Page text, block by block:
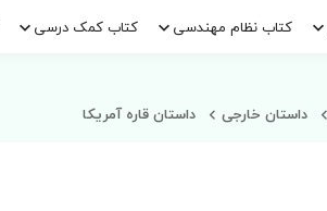
کتاب نظام مهندسی کتاب کمک درسی
داستان خارجی داستان قاره آمریکا